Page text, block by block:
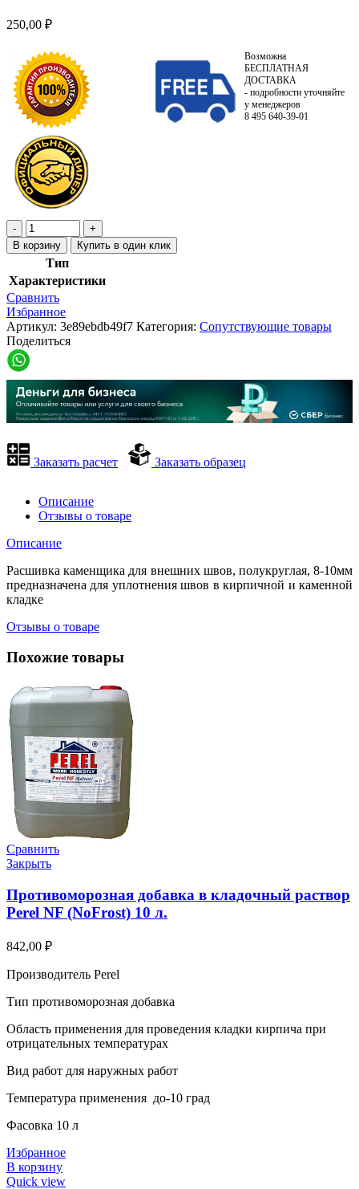
250,00 ₽
Возможна
БЕСПЛАТНАЯ
ДОСТАВКА
- подробности уточняйте
у менеджеров
8 495 640-39-01
В корзину Купить в один клик
Тип
Характеристики
Сравнить
Избранное
Артикул: 3e89ebdb49f7 Категория: Сопутствующие товары
Поделиться
Заказать расчет Заказать образец
Описание
Отзывы о товаре
Описание
Расшивка каменщика для внешних швов, полукруглая, 8-10мм
предназначена для уплотнения швов в кирпичной и каменной
кладке
Отзывы о товаре
Похожие товары
Сравнить
Закрыть
Противоморозная добавка в кладочный раствор
Perel NF (NoFrost) 10 л.
842,00 ₽
Производитель Perel
Тип противоморозная добавка
Область применения для проведения кладки кирпича при
отрицательных температурах
Вид работ для наружных работ
Температура применения до-10 град
Фасовка 10 л
Избранное
В корзину
Quick view